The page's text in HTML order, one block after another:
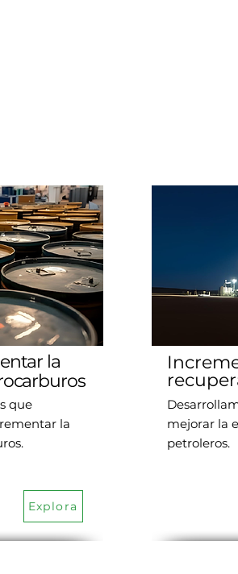
la
que
la
Explora
mejorar la
petroleros.